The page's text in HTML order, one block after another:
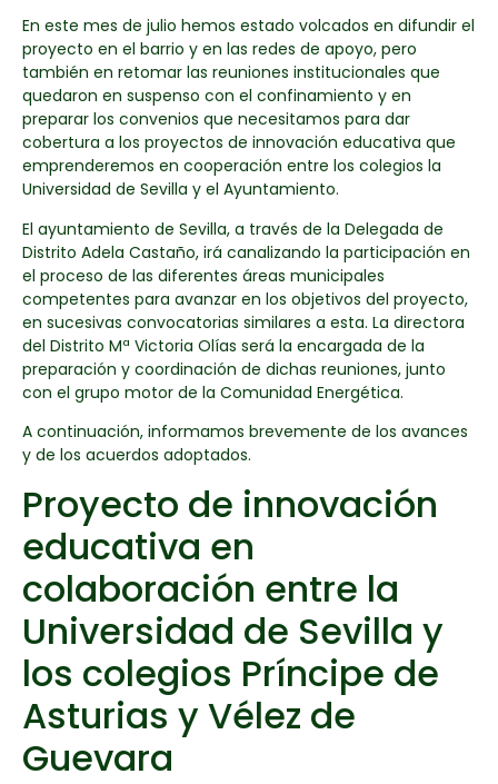
En este mes de julio hemos estado volcados en difundir el
proyecto en el barrio y en las redes de apoyo, pero
también en retomar las reuniones institucionales que
quedaron en suspenso con el confinamiento y en
preparar los convenios que necesitamos para dar
cobertura a los proyectos de innovación educativa que
emprenderemos en cooperación entre los colegios la
Universidad de Sevilla y el Ayuntamiento.
El ayuntamiento de Sevilla, a través de la Delegada de
Distrito Adela Castaño, irá canalizando la participación en
el proceso de las diferentes áreas municipales
competentes para avanzar en los objetivos del proyecto,
en sucesivas convocatorias similares a esta. La directora
del Distrito Mª Victoria Olías será la encargada de la
preparación y coordinación de dichas reuniones, junto
con el grupo motor de la Comunidad Energética.
A continuación, informamos brevemente de los avances
y de los acuerdos adoptados.
Proyecto de innovación
educativa en
colaboración entre la
Universidad de Sevilla y
los colegios Príncipe de
Asturias y Vélez de
Guevara